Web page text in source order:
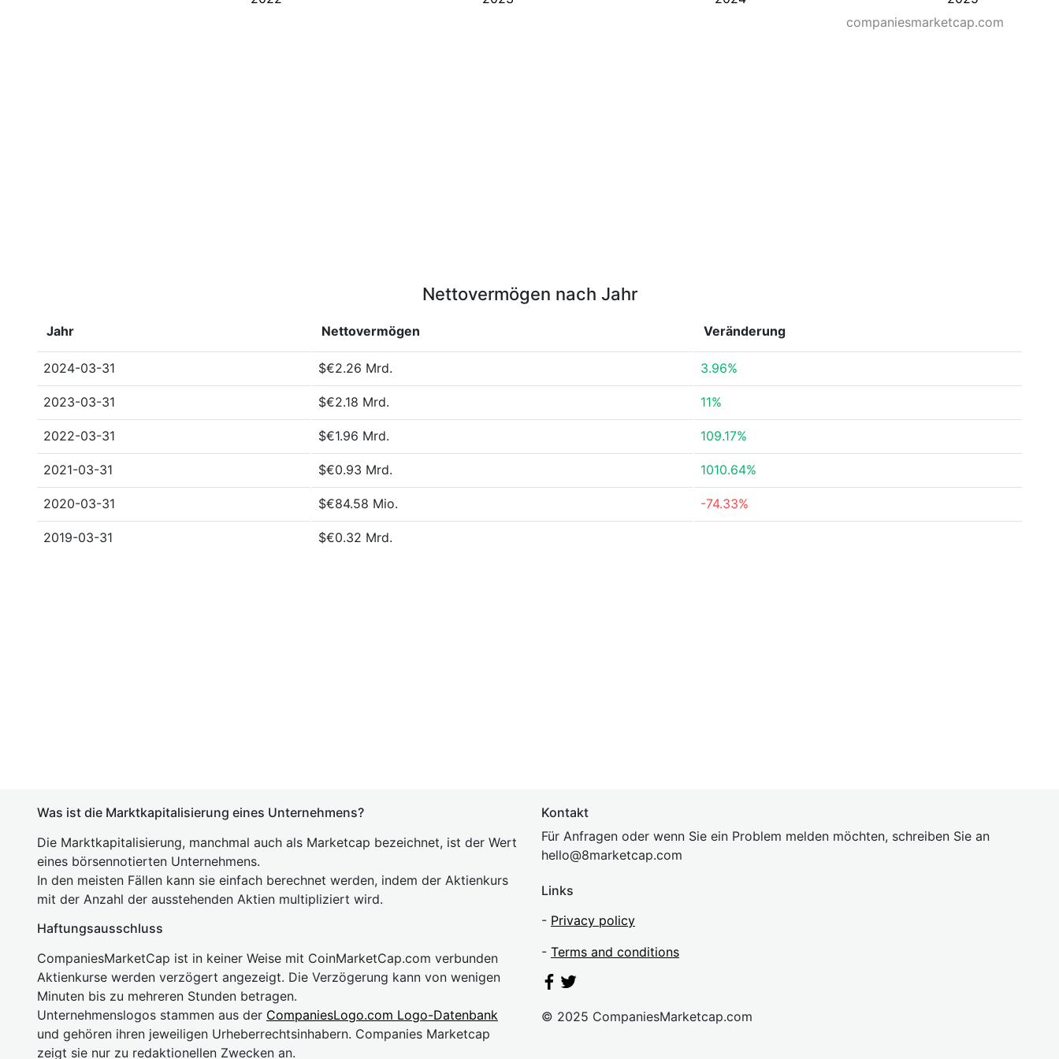
companiesmarketcap.com
Nettovermögen nach Jahr
Jahr Nettovermögen Veränderung
2024-03-31 $€2.26 Mrd. 3.96%
2023-03-31 $€2.18 Mrd. 11%
2022-03-31 $€1.96 Mrd. 109.17%
2021-03-31 $€0.93 Mrd. 1010.64%
2020-03-31 $€84.58 Mio. -74.33%
2019-03-31 $€0.32 Mrd.
Was ist die Marktkapitalisierung eines Unternehmens?
Die Marktkapitalisierung, manchmal auch als Marketcap bezeichnet, ist der Wert
eines börsennotierten Unternehmens.
In den meisten Fällen kann sie einfach berechnet werden, indem der Aktienkurs
mit der Anzahl der ausstehenden Aktien multipliziert wird.
Haftungsausschluss
CompaniesMarketCap ist in keiner Weise mit CoinMarketCap.com verbunden
Aktienkurse werden verzögert angezeigt. Die Verzögerung kann von wenigen
Minuten bis zu mehreren Stunden betragen.
Unternehmenslogos stammen aus der CompaniesLogo.com Logo-Datenbank
und gehören ihren jeweiligen Urheberrechtsinhabern. Companies Marketcap
zeigt sie nur zu redaktionellen Zwecken an.
Kontakt
Für Anfragen oder wenn Sie ein Problem melden möchten, schreiben Sie an
hello@8marketcap.com
Links
- Privacy policy
- Terms and conditions
© 2025 CompaniesMarketcap.com